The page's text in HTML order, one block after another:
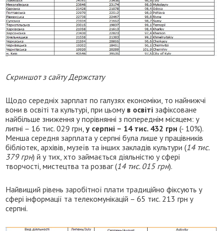
Скриншот з сайту Держстату
Щодо середніх зарплат по галузях економіки, то найнижчі
вони в освіті та культурі, при цьому в освіті зафіксоване
найбільше зниження у порівнянні з попереднім місяцем: у
липні – 16 тис. 029 грн,у серпні – 14 тис. 432 грн (- 10%).
Менша середня зарплата у серпні була лише у працівників
бібліотек, архівів, музеїв та інших закладів культури (14 тис.
379 грн) й у тих, хто займається діяльністю у сфері
творчості, мистецтва та розваг (14 тис. 015 грн).
Найвищий рівень заробітної плати традиційно фіксують у
сфері інформації та телекомунікацій – 65 тис. 213 грн у
серпні.